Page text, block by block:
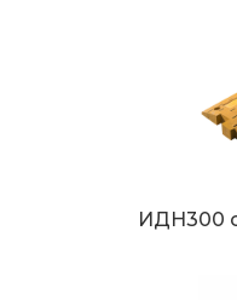
ИДН300